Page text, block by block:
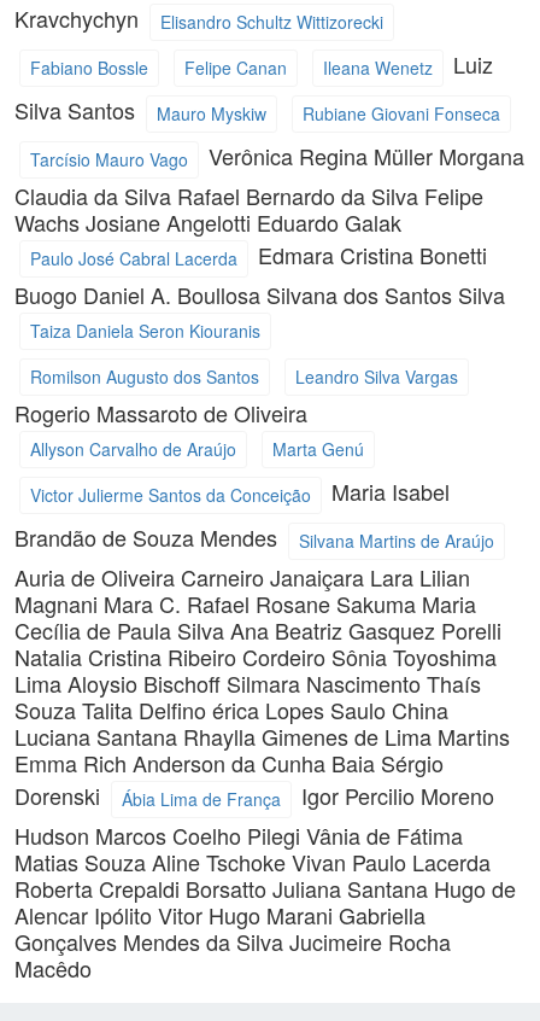
Kravchychyn
Elisandro Schultz Wittizorecki
Fabiano Bossle
Felipe Canan Ileana Wenetz
Luiz
Silva Santos
Mauro Myskiw
Rubiane Giovani Fonseca
Tarcísio Mauro Vago
Verônica Regina Müller Morgana
Claudia da Silva Rafael Bernardo da Silva Felipe
WachsJosiane Angelotti Eduardo Galak
Paulo José Cabral Lacerda
Edmara Cristina Bonetti
Buogo Daniel A. Boullosa Silvana dos Santos Silva
Taiza Daniela Seron Kiouranis
Romilson Augusto dos Santos
Leandro Silva Vargas
Rogerio Massaroto de Oliveira
Allyson Carvalho de Araújo
Marta Genú
Victor Julierme Santos da Conceição
Maria Isabel
Brandão de Souza Mendes
Silvana Martins de Araújo
Auria de Oliveira Carneiro Janaiçara Lara Lilian
Magnani Mara C. Rafael Rosane Sakuma Maria
Cecília de Paula SilvaAna Beatriz Gasquez Porelli
Natalia Cristina Ribeiro Cordeiro Sônia Toyoshima
LimaAloysio Bischoff Silmara Nascimento Thaís
SouzaTalita Delfino érica Lopes Saulo China
Luciana Santana Rhaylla Gimenes de Lima Martins
Emma Rich Anderson da Cunha Baia Sérgio
Dorenski
Ábia Lima de França
Igor Percilio Moreno
Hudson Marcos Coelho Pilegi Vânia de Fátima
Matias SouzaAline Tschoke Vivan Paulo Lacerda
Roberta Crepaldi Borsatto Juliana Santana Hugo de
Alencar Ipólito Vitor Hugo Marani Gabriella
Gonçalves Mendes da SilvaJucimeire Rocha
Macêdo